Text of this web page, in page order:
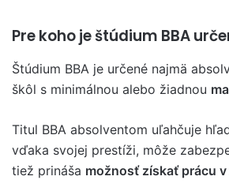
Pre koho je štúdium BBA
Štúdium BBA je určené najmä
škôl s minimálnou alebo žiadnou
Titul BBA absolventom uľahčuje
vďaka svojej prestíži, môže
tiež prináša možnosť získať prácu